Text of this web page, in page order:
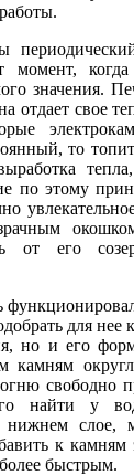
момент,
значения.
отдает свое
то
по этому
от его
для нее
но и его
камням
свободно
найти у
нижнем слое,
к камням
быстрым.